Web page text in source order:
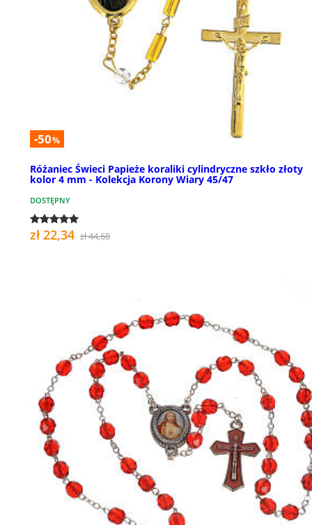
-50%
Różaniec Świeci Papieże koraliki cylindryczne szkło złoty
kolor 4 mm - Kolekcja Korony Wiary 45/47
DOSTĘPNY
zł 22,34 zł 44,68